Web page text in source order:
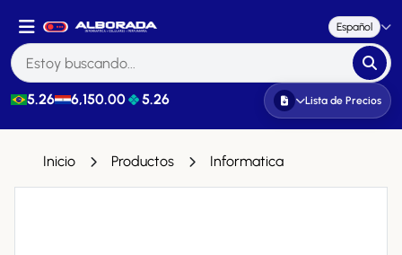
Español
5.26 6,150.00 5.26 Lista de Precios
Inicio Productos Informatica